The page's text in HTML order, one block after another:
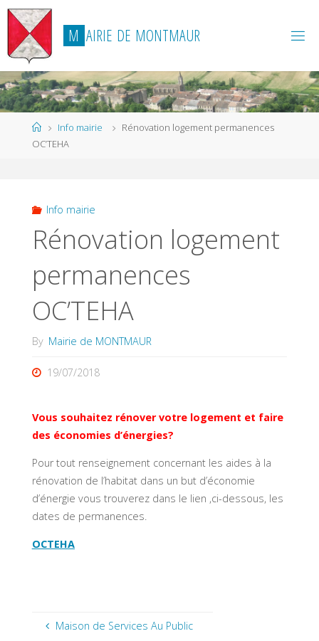
Skip
content
M AIRIE DE MONTMAUR
HomeInfo mairie
Rénovation logement permanences
OC’TEHA
Info mairie
Rénovation logement
permanences
OC’TEHA
By Mairie de MONTMAUR
19/07/2018
Vous souhaitez rénover votre logement et faire
des économies d’énergies?
Pour tout renseignement concernant les aides à la
rénovation de l’habitat dans un but d’économie
d’énergie vous trouverez dans le lien ,ci-dessous, les
dates de permanences.
OCTEHA
Maison de Services Au Public